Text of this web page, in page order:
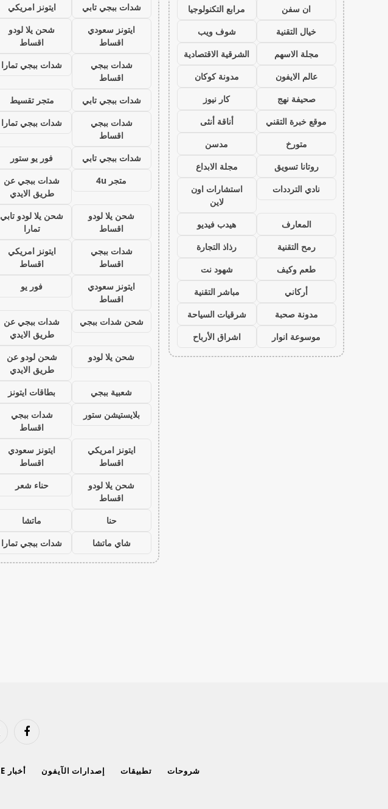
ان سفن
مرابع التكنولوجيا
خيال التقنية
شوف ويب
مجلة الاسهم
الشرقية الاقتصادية
عالم الايفون
مدونة كوكان
صحيفة نهج
كار نيوز
موقع خبرة التقني
أناقة أنثى
متورخ
مدسن
روتانا تسويق
مجلة الابداع
نادي الترددات
استشارات اون
لاين
المعارف
هيدب فيديو
رمح التقنية
رذاذ التجارة
طعم وكيف
شهود نت
أركاني
مباشر التقنية
مدونة صحبة
شرقيات السياحة
موسوعة انوار
اشراق الأرباح
شدات ببجي تابي
ايتونز امريكي
ايتونز سعودي
اقساط
شحن يلا لودو
اقساط
شدات ببجي
اقساط
شدات ببجي تمارا
شدات ببجي تابي
متجر تقسيط
شدات ببجي
اقساط
شدات ببجي تمارا
شدات ببجي تابي
فور يو ستور
متجر 4u
شدات ببجي عن
طريق الايدي
شحن يلا لودو
اقساط
شحن يلا لودو تابي
تمارا
شدات ببجي
اقساط
ايتونز امريكي
اقساط
ايتونز سعودي
اقساط
فور يو
شحن شدات ببجي
شدات ببجي عن
طريق الايدي
شحن يلا لودو
شحن لودو عن
طريق الايدي
شعبية ببجي
بطاقات ايتونز
بلايستيشن ستور
شدات ببجي
اقساط
ايتونز امريكي
اقساط
ايتونز سعودي
اقساط
شحن يلا لودو
اقساط
حناء شعر
حنا
ماتشا
شاي ماتشا
شدات ببجي تمارا
فيسبوك
شروحات تطبيقات إصدارات الآيفون أخبار APPLE